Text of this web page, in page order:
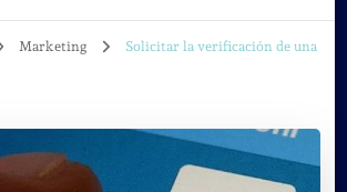
Marketing
Solicitar la verificación de una